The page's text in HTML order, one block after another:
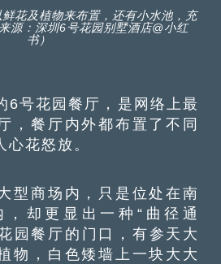
花及植物来布置，还有小水池，充
源：深圳6号花园别墅酒店@小红
书）
花园餐厅，是网络上最
，餐厅内外都布置了不同
花怒放。
商场内，只是位处在南
，却更显出一种“曲径通
园餐厅的门口，有参天大
物，白色矮墙上一块大大